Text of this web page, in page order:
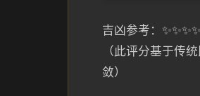
吉凶参考：
（此评分基于传
敛）